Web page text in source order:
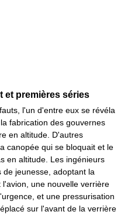
et premières séries
l'un d'entre eux se révéla
, la fabrication des gouvernes
en altitude. D'autres
canopée qui se bloquait et le
en altitude. Les ingénieurs
jeunesse, adoptant la
une nouvelle verrière
et une pressurisation
sur l'avant de la verrière